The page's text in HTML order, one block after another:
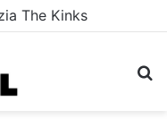
The Kinks